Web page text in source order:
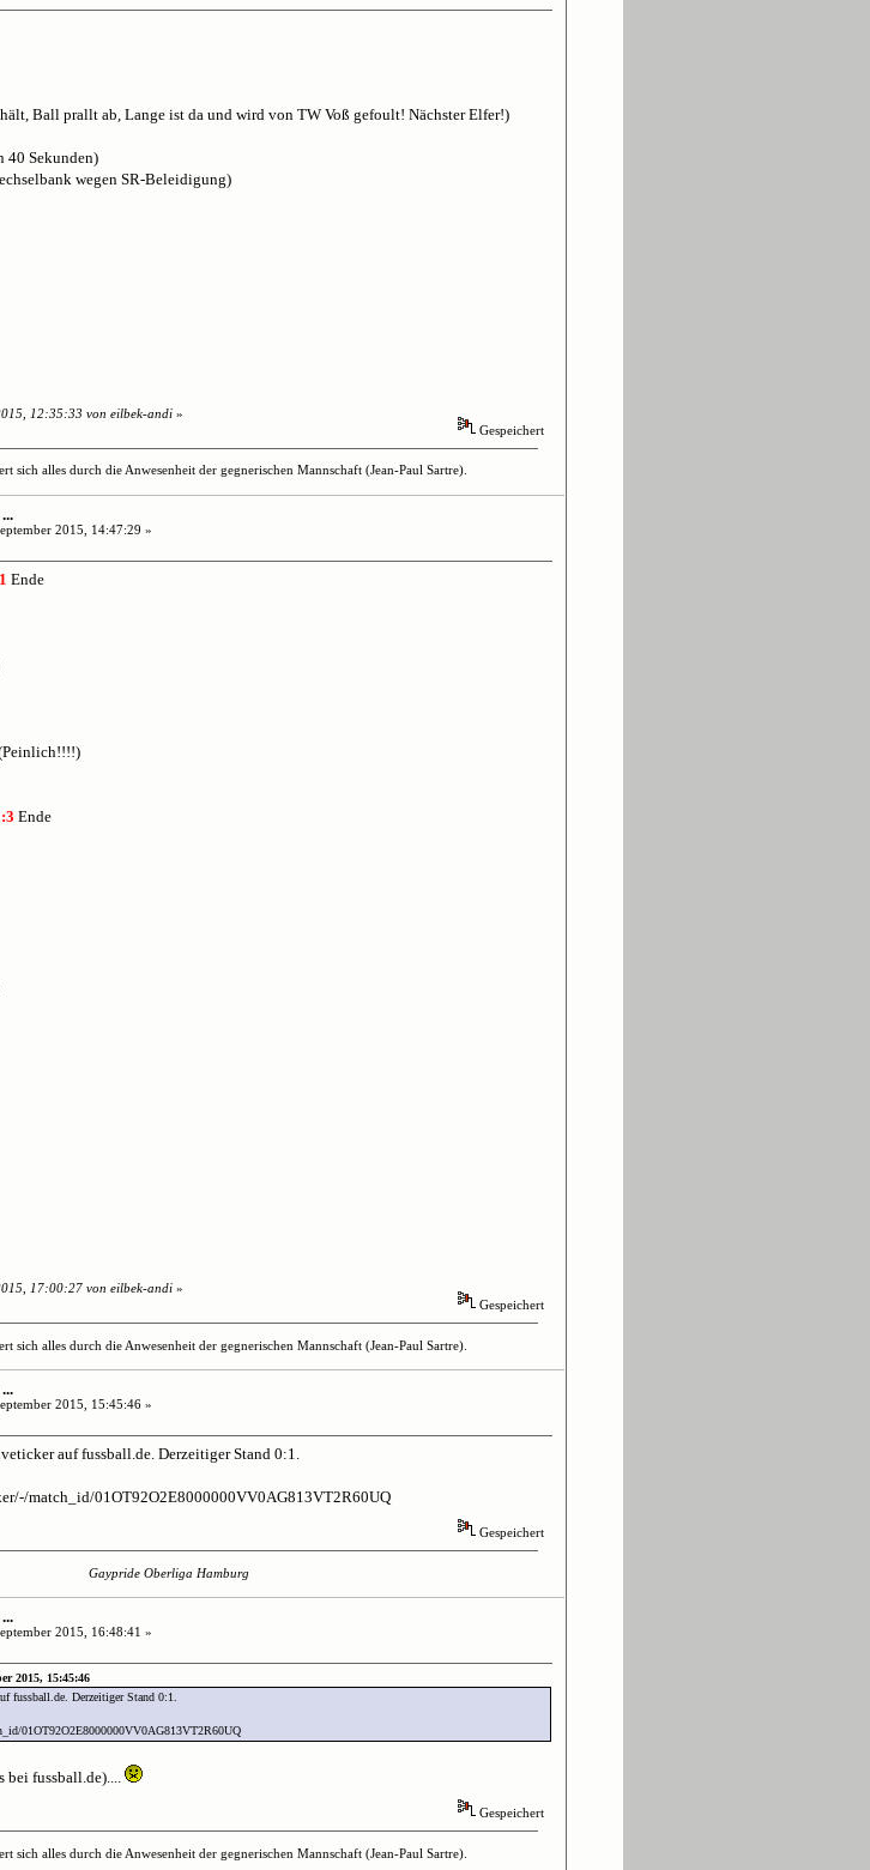
Ball prallt ab, Lange ist da und wird von TW Voß gefoult! Nächster Elfer!)
40 Sekunden)
wegen SR-Beleidigung)
12:35:33 von eilbek-andi »
Gespeichert
sich alles durch die Anwesenheit der gegnerischen Mannschaft (Jean-Paul Sartre).
2015, 14:47:29 »
Ende
Ende
17:00:27 von eilbek-andi »
Gespeichert
sich alles durch die Anwesenheit der gegnerischen Mannschaft (Jean-Paul Sartre).
2015, 15:45:46 »
auf fussball.de. Derzeitiger Stand 0:1.
match_id/01OT92O2E8000000VV0AG813VT2R60UQ
Gespeichert
Gaypride Oberliga Hamburg
2015, 16:48:41 »
2015, 15:45:46
fussball.de. Derzeitiger Stand 0:1.
01OT92O2E8000000VV0AG813VT2R60UQ
bei fussball.de)....
Gespeichert
sich alles durch die Anwesenheit der gegnerischen Mannschaft (Jean-Paul Sartre).